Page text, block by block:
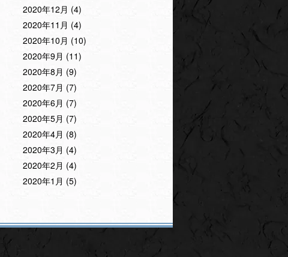
2020年12月 (4)
2020年11月 (4)
2020年10月 (10)
2020年9月 (11)
2020年8月 (9)
2020年7月 (7)
2020年6月 (7)
2020年5月 (7)
2020年4月 (8)
2020年3月 (4)
2020年2月 (4)
2020年1月 (5)